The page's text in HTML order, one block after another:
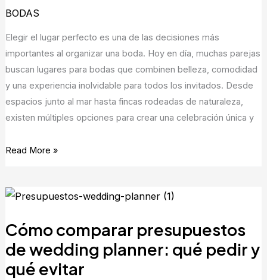
BODAS
Elegir el lugar perfecto es una de las decisiones más
importantes al organizar una boda. Hoy en día, muchas parejas
buscan lugares para bodas que combinen belleza, comodidad
y una experiencia inolvidable para todos los invitados. Desde
espacios junto al mar hasta fincas rodeadas de naturaleza,
existen múltiples opciones para crear una celebración única y
de
Read More »
Cómo comparar presupuestos
de wedding planner: qué pedir y
qué evitar
Cómo
presupuestos
de
wedding
planner: